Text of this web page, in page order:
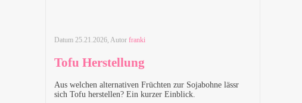
Datum 25.21.2026, Autor franki
Tofu Herstellung
Aus welchen alternativen Früchten zur Sojabohne lässr
sich Tofu herstellen? Ein kurzer Einblick.